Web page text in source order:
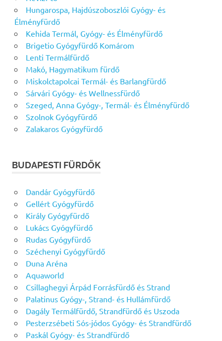
Hungarospa, Hajdúszoboszlói Gyógy- és
Élményfürdő
Kehida Termál, Gyógy- és Élményfürdő
Brigetio Gyógyfürdő Komárom
Lenti Termálfürdő
Makó, Hagymatikum fürdő
Miskolctapolcai Termál- és Barlangfürdő
Sárvári Gyógy- és Wellnessfürdő
Szeged, Anna Gyógy-, Termál- és Élményfürdő
Szolnok Gyógyfürdő
Zalakaros Gyógyfürdő
BUDAPESTI FÜRDŐK
Dandár Gyógyfürdő
Gellért Gyógyfürdő
Király Gyógyfürdő
Lukács Gyógyfürdő
Rudas Gyógyfürdő
Széchenyi Gyógyfürdő
Duna Aréna
Aquaworld
Csillaghegyi Árpád Forrásfürdő és Strand
Palatinus Gyógy-, Strand- és Hullámfürdő
Dagály Termálfürdő, Strandfürdő és Uszoda
Pesterzsébeti Sós-jódos Gyógy- és Strandfürdő
Paskál Gyógy- és Strandfürdő